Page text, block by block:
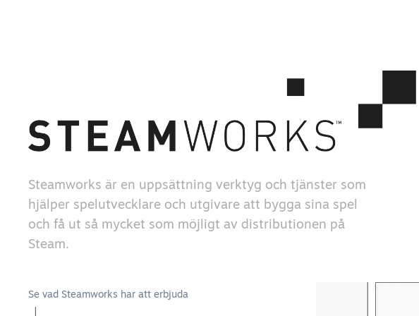
Steamworks är en uppsättning verktyg och tjänster som
hjälper spelutvecklare och utgivare att bygga sina spel
och få ut så mycket som möjligt av distributionen på
Steam.
Se vad Steamworks har att erbjuda